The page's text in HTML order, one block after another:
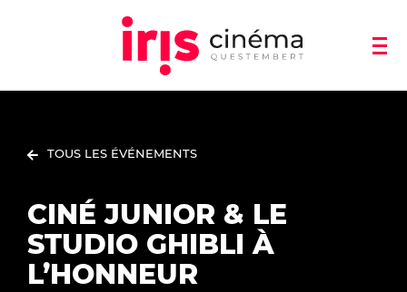
TOUS LES ÉVÉNEMENTS
CINÉ JUNIOR & LE
STUDIO GHIBLI À
L’HONNEUR